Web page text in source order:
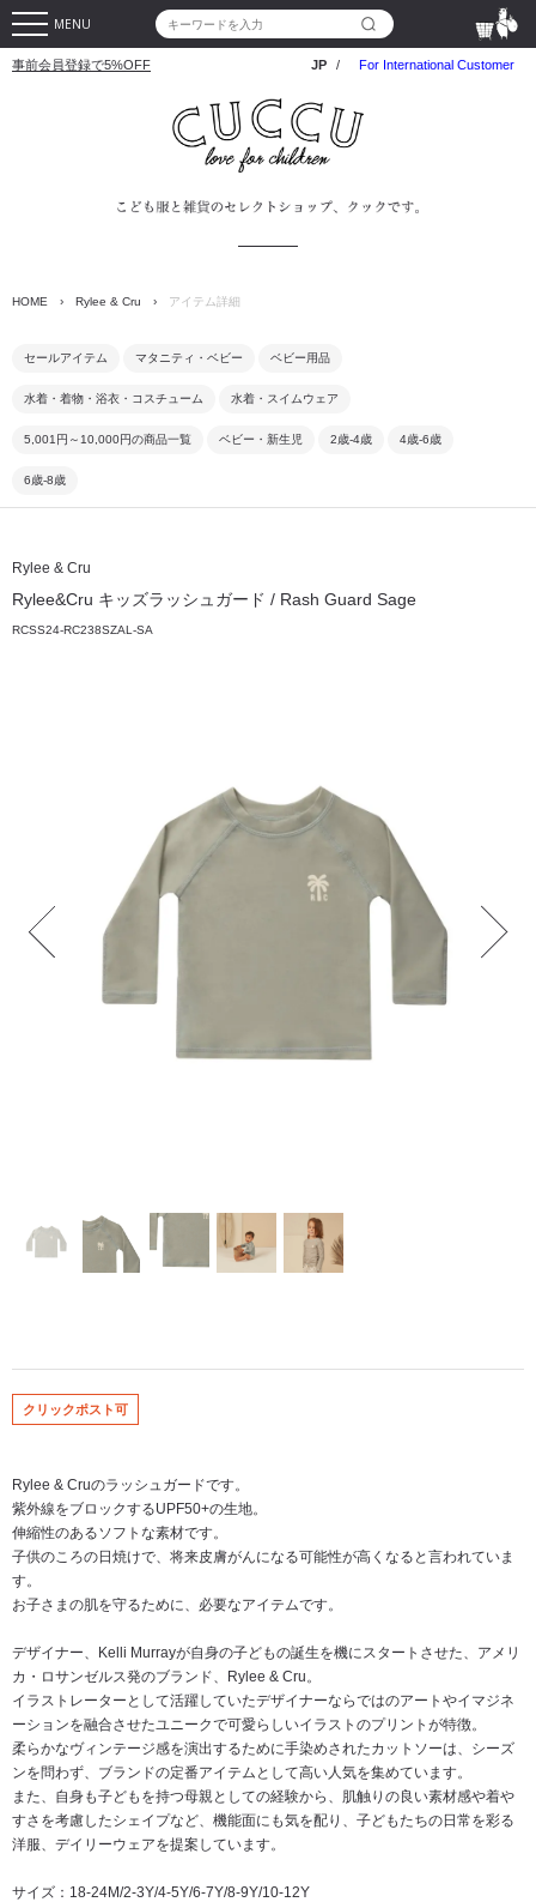
MENU
事前会員登録で5%OFF JP / For International Customer
HOME › Rylee & Cru › アイテム詳細
セールアイテム マタニティ・ベビー ベビー用品
水着・着物・浴衣・コスチューム 水着・スイムウェア
5,001円～10,000円の商品一覧 ベビー・新生児 2歳-4歳 4歳-6歳
6歳-8歳
Rylee & Cru
Rylee&Cru キッズラッシュガード / Rash Guard Sage
RCSS24-RC238SZAL-SA
クリックポスト可
Rylee & Cruのラッシュガードです。
紫外線をブロックするUPF50+の生地。
伸縮性のあるソフトな素材です。
子供のころの日焼けで、将来皮膚がんになる可能性が高くなると言われていま
す。
お子さまの肌を守るために、必要なアイテムです。
デザイナー、Kelli Murrayが自身の子どもの誕生を機にスタートさせた、アメリ
カ・ロサンゼルス発のブランド、Rylee & Cru。
イラストレーターとして活躍していたデザイナーならではのアートやイマジネ
ーションを融合させたユニークで可愛らしいイラストのプリントが特徴。
柔らかなヴィンテージ感を演出するために手染めされたカットソーは、シーズ
ンを問わず、ブランドの定番アイテムとして高い人気を集めています。
また、自身も子どもを持つ母親としての経験から、肌触りの良い素材感や着や
すさを考慮したシェイプなど、機能面にも気を配り、子どもたちの日常を彩る
洋服、デイリーウェアを提案しています。
サイズ：18-24M/2-3Y/4-5Y/6-7Y/8-9Y/10-12Y